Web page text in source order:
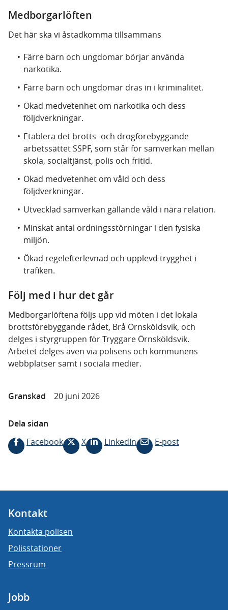
Medborgarlöften
Det här ska vi åstadkomma tillsammans
Färre barn och ungdomar börjar använda
narkotika.
Färre barn och ungdomar dras in i kriminalitet.
Ökad medvetenhet om narkotika och dess
följdverkningar.
Etablera det brotts- och drogförebyggande
arbetssättet SSPF, som står för samverkan mellan
skola, socialtjänst, polis och fritid.
Ökad medvetenhet om våld och dess
följdverkningar.
Utvecklad samverkan gällande våld i nära relation.
Minskat antal ordningsstörningar i den fysiska
miljön.
Ökad regelefterlevnad och upplevd trygghet i
trafiken.
Följ med i hur det går
Medborgarlöftena följs upp vid möten i det lokala
brottsförebyggande rådet, Brå Örnsköldsvik, och
delges i styrgruppen för Tryggare Örnsköldsvik.
Arbetet delges även via polisens och kommunens
webbplatser samt i sociala medier.
Granskad 20 juni 2026
Dela sidan
Facebook
X LinkedIn E-post
Kontakt
Kontakta polisen
Polisstationer
Pressrum
Jobb